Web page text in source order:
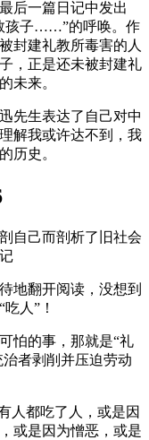
后一篇日记中发出
孩子……”的呼唤。作
封建礼教所毒害的人
，正是还未被封建礼
未来。
先生表达了自己对中
解我或许达不到，我
历史。
自己而剖析了旧社会
地翻开阅读，没想到
人”！
怕的事，那就是“礼
者剥削并压迫劳动
人都吃了人，或是因
或是因为憎恶，或是